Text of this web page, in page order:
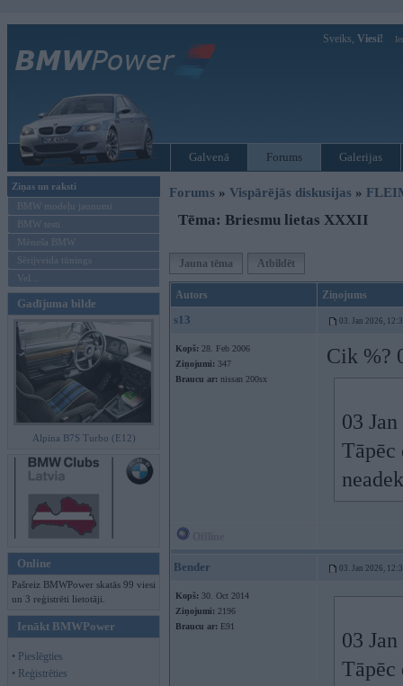
Sveiks, Viesi!
Galvenā Forums Galerijas
Ziņas un raksti
BMW modeļu jaunumi
BMW testi
Mēneša BMW
Sērijveida tūnings
Vel...
Gadījuma bilde
Alpina B7S Turbo (E12)
Online
Pašreiz BMWPower skatās 99 viesi
un 3 reģistrēti lietotāji.
Ienākt BMWPower
• Pieslēgties
• Reģistrēties
Forums » Vispārējās diskusijas »
Tēma: Briesmu lietas XXXII
Jauna tēma Atbildēt
Autors Ziņojums
s13 03. Jan 2026,
Kopš: 28. Feb 2006
Ziņojumi: 347
Braucu ar: nissan 200sx
Cik %?
03
Tāpēc
Bender 03. Jan 2026,
Kopš: 30. Oct 2014
Ziņojumi: 2196
Braucu ar: E91
03
Tāpēc